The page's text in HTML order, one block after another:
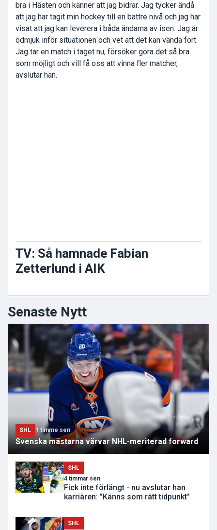
bra i Hästen och känner att jag bidrar. Jag tycker ändå
att jag har tagit min hockey till en bättre nivå och jag har
visat att jag kan leverera i båda ändarna av isen. Jag är
ödmjuk inför situationen och vet att det kan vända fort.
Jag tar en match i taget nu, försöker göra det så bra
som möjligt och vill få oss att vinna fler matcher,
avslutar han.
TV: Så hamnade Fabian
Zetterlund i AIK
Senaste Nytt
SHL 1 timme sen
Svenska mästarna värvar NHL-meriterad forward
SHL
4 timmar sen
Fick inte förlängt - nu avslutar han
karriären: "Känns som rätt tidpunkt"
SHL